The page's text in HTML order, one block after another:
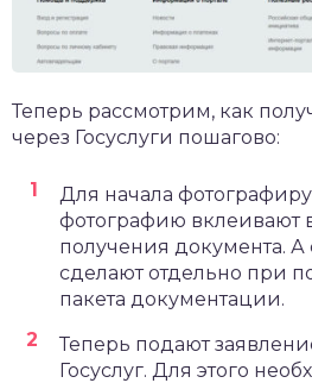
Теперь рассмотрим, как
через Госуслуги пошагово:
Для начала
фотографию вклеивают
получения документа. А
сделают отдельно при
пакета документации.
Теперь подают
Госуслуг. Для этого